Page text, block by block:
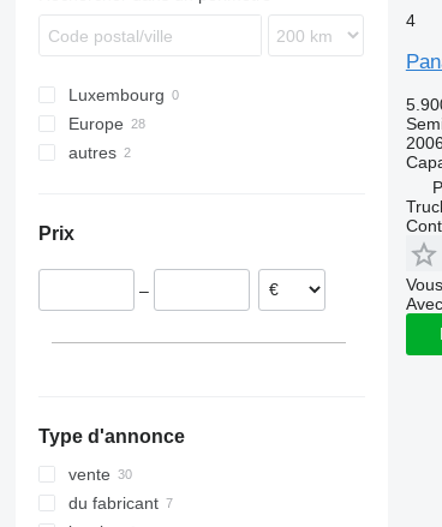
SPR
Luxembourg
Europe
République tchèque
autres
Prix
–
Type d'annonce
vente
du fabricant
4
2006